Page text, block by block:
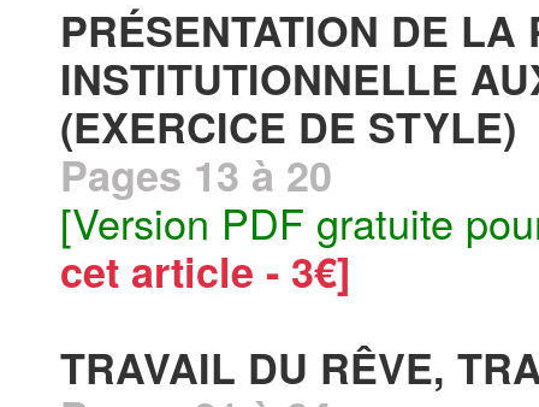
PRÉSENTATION DE LA
INSTITUTIONNELLE
(EXERCICE DE STYLE)
Pages 13 à 20
[Version PDF gratuite
cet article - 3€]
TRAVAIL DU RÊVE,